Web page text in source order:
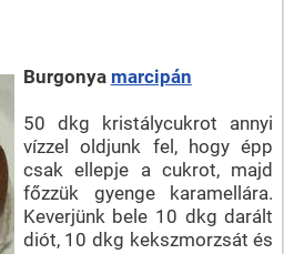
Burgonya marcipán
50 dkg kristálycukrot annyi
vízzel oldjunk fel, hogy épp
csak ellepje a cukrot, majd
főzzük gyenge karamellára.
Keverjünk bele 10 dkg darált
diót, 10 dkg kekszmorzsát és